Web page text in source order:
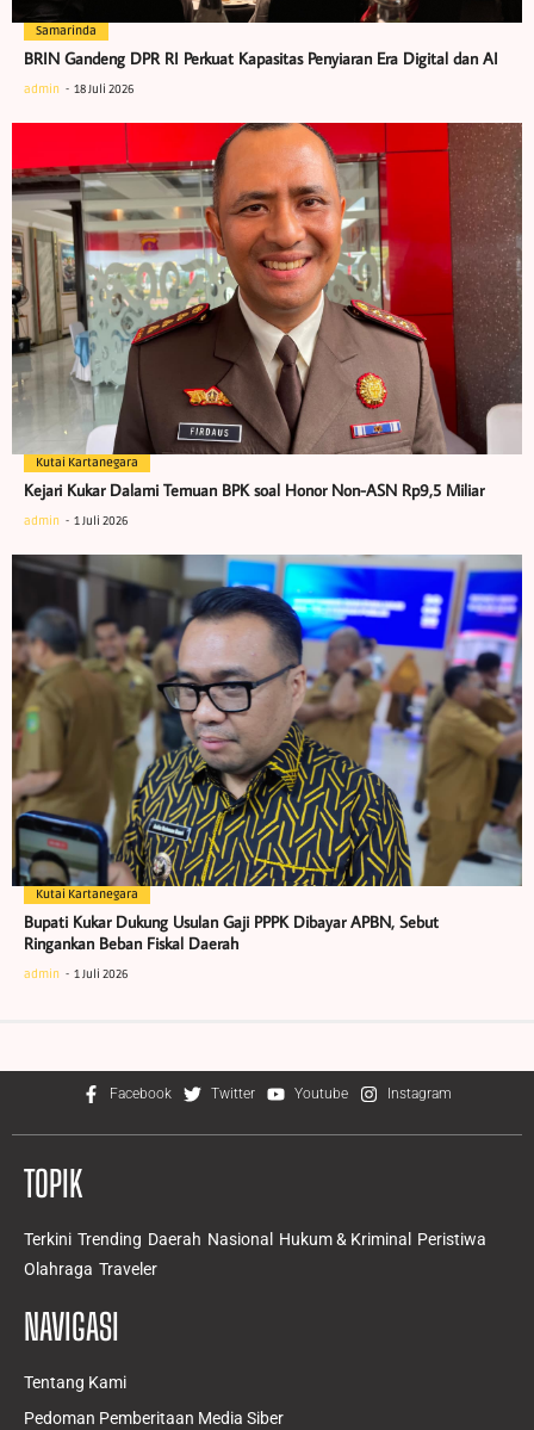
Samarinda
BRIN Gandeng DPR RI Perkuat Kapasitas Penyiaran Era Digital dan AI
admin 18 Juli 2026
Kutai Kartanegara
Kejari Kukar Dalami Temuan BPK soal Honor Non-ASN Rp9,5 Miliar
admin 1 Juli 2026
Kutai Kartanegara
Bupati Kukar Dukung Usulan Gaji PPPK Dibayar APBN, Sebut
Ringankan Beban Fiskal Daerah
admin 1 Juli 2026
Facebook Twitter Youtube Instagram
TOPIK
Terkini Trending Daerah Nasional Hukum & Kriminal
Peristiwa
Olahraga Traveler
NAVIGASI
Tentang Kami
Pedoman Pemberitaan Media Siber